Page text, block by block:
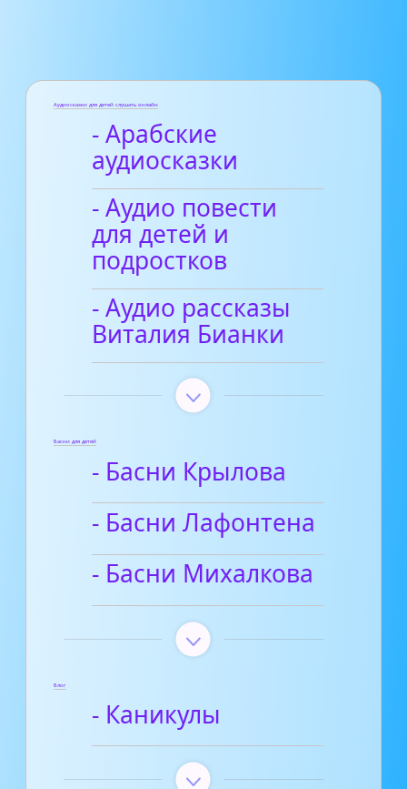
Аудиосказки для детей слушать онлайн
- Арабские
аудиосказки
- Аудио повести
для детей и
подростков
- Аудио рассказы
Виталия Бианки
Басни для детей
- Басни Крылова
- Басни Лафонтена
- Басни Михалкова
Блог
- Каникулы